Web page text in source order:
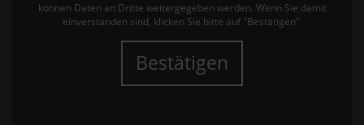
können Daten an Dritte weitergegeben werden. Wenn Sie damit
einverstanden sind, klicken Sie bitte auf "Bestätigen".
Bestätigen